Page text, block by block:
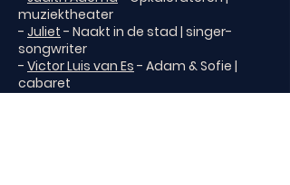
muziektheater
- Juliet - Naakt in de stad | singer-
songwriter
- Victor Luis van Es - Adam & Sofie |
cabaret